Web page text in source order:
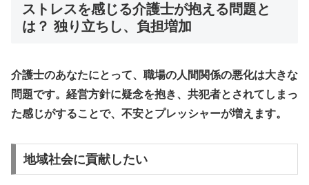
ストレスを感じる介護士が抱える問題と
は？ 独り立ちし、負担増加
介護士のあなたにとって、職場の人間関係の悪化は大きな
問題です。経営方針に疑念を抱き、共犯者とされてしまっ
た感じがすることで、不安とプレッシャーが増えます。
地域社会に貢献したい